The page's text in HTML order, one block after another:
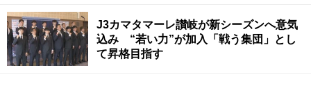
J3カマタマーレ讃岐が新シーズンへ意気
込み “若い力”が加入「戦う集団」とし
て昇格目指す